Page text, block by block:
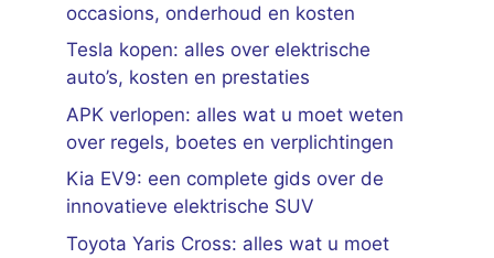
occasions, onderhoud en kosten
Tesla kopen: alles over elektrische
auto’s, kosten en prestaties
APK verlopen: alles wat u moet weten
over regels, boetes en verplichtingen
Kia EV9: een complete gids over de
innovatieve elektrische SUV
Toyota Yaris Cross: alles wat u moet